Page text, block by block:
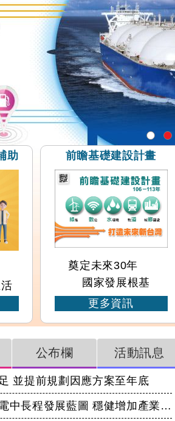
助 前瞻基礎建設計畫
奠定未來30年
國家發展根基
更多資訊
並提前規劃因應方案至年底
我國擘劃離岸風電中長程發展藍圖 穩健增加產業綠電
公布欄 活動訊息